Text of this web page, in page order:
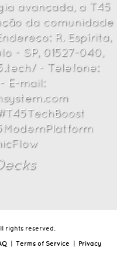
avançada, a T45
da comunidade
R. Espírita,
- SP, 01527-040,
- Telefone:
- E-mail:
s
rights reserved.
| Terms of Service | Privacy